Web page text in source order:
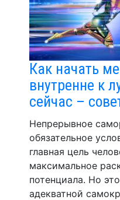
Как начать
внутренне к
сейчас –
Непрерывное
обязательное
главная цель
максимальное
потенциала. Но
адекватной